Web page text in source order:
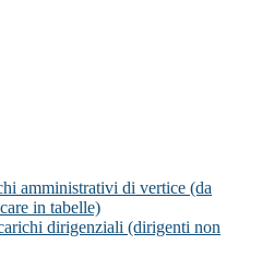
amministrativi di vertice (da
in tabelle)
dirigenziali (dirigenti non